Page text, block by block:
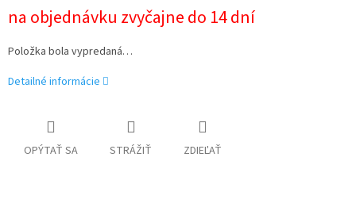
cena:
na objednávku zvyčajne do 14 dní
Položka bola vypredaná…
Detailné informácie
OPÝTAŤ SA STRÁŽIŤ ZDIEĽAŤ